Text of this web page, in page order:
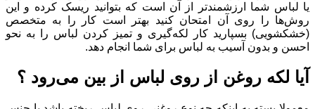
یا لباس شما ارزشمندتر از آن است که بتوانید ریسک کرده و این
روش‌ها را روی آن امتحان کنید بهتر است کار را به متخصص
(خشکشویی) بسپارید کار لکه‌گیری و تمیز کردن لباس را به نحو
احسن و بدون آسیب به لباس برای شما انجام دهد.
آیا لکه روغن از روی لباس از بین می‌رود ؟